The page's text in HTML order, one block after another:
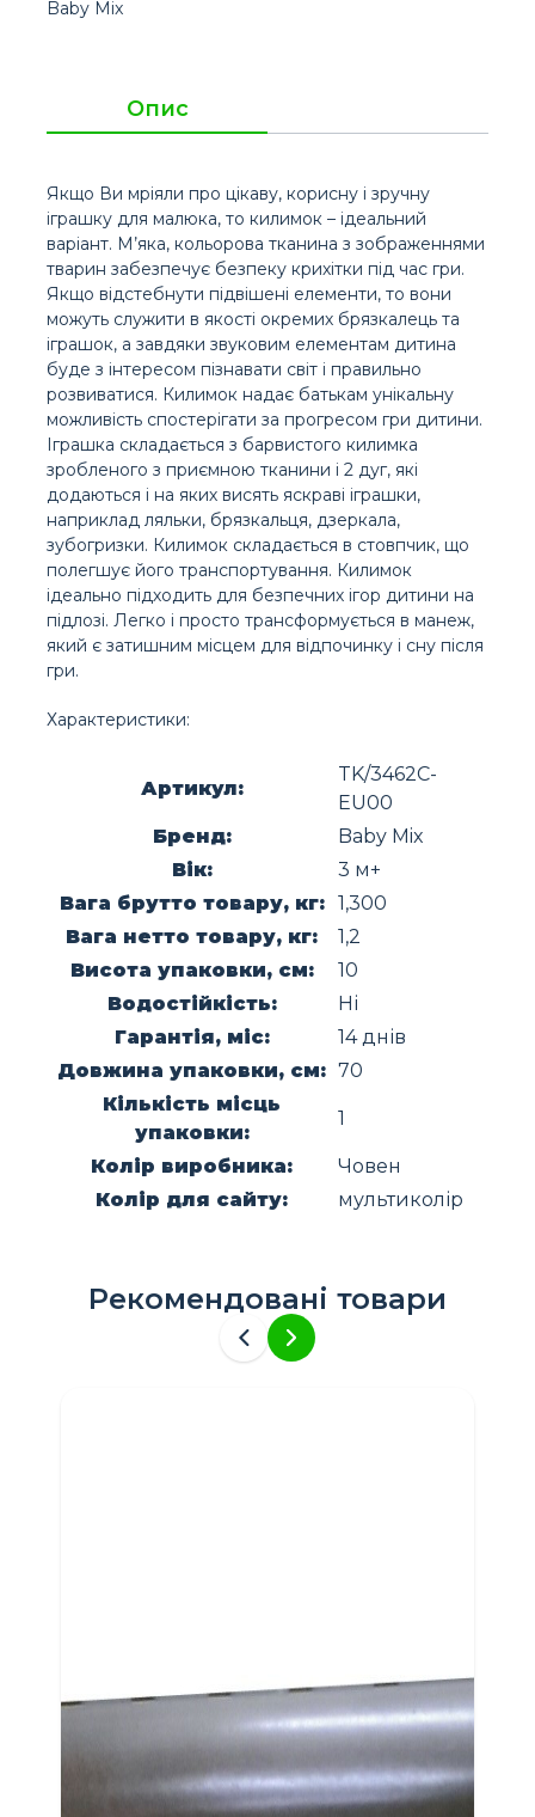
Baby Mix
Опис
Якщо Ви мріяли про цікаву, корисну і зручну
іграшку для малюка, то килимок – ідеальний
варіант. М’яка, кольорова тканина з зображеннями
тварин забезпечує безпеку крихітки під час гри.
Якщо відстебнути підвішені елементи, то вони
можуть служити в якості окремих брязкалець та
іграшок, а завдяки звуковим елементам дитина
буде з інтересом пізнавати світ і правильно
розвиватися. Килимок надає батькам унікальну
можливість спостерігати за прогресом гри дитини.
Іграшка складається з барвистого килимка
зробленого з приємною тканини і 2 дуг, які
додаються і на яких висять яскраві іграшки,
наприклад ляльки, брязкальця, дзеркала,
зубогризки. Килимок складається в стовпчик, що
полегшує його транспортування. Килимок
ідеально підходить для безпечних ігор дитини на
підлозі. Легко і просто трансформується в манеж,
який є затишним місцем для відпочинку і сну після
гри.
Характеристики:
Артикул:
TK/3462C-
EU00
Бренд:
Baby Mix
Вік:
3 м+
Вага брутто товару, кг:
1,300
Вага нетто товару, кг:
1,2
Висота упаковки, см:
10
Водостійкість:
Ні
Гарантія, міс:
14 днів
Довжина упаковки, см: 70
Кількість місць
упаковки:
1
Колір виробника:
Човен
Колір для сайту:
мультиколір
Рекомендовані товари